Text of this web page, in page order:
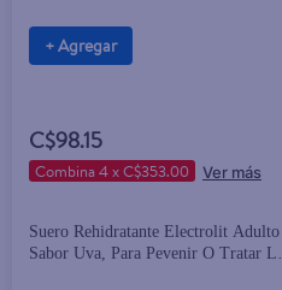
+ Agregar
C$98.15
Combina 4 x C$353.00
Suero Rehidratante Electrolit Adulto
Sabor Uva, Para Pevenir O Tratar La